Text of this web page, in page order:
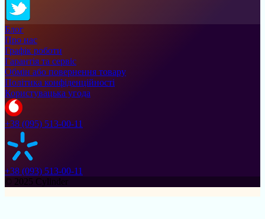
Блог
Про нас
Графік роботи
Гарантія та сервіс
Обмін або повернення товару
Політика конфіденційності
Користувацька угода
+38 (095) 513-00-11
+38 (093) 513-00-11
© 2025 Cylinder